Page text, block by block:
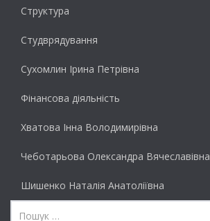
Структура
Студврядування
Сухомлин Ірина Петрівна
Фінансова діяльність
Хватова Інна Володимирівна
Чеботарьова Олександра Вячеславівна
Шишенко Наталія Анатоліївна